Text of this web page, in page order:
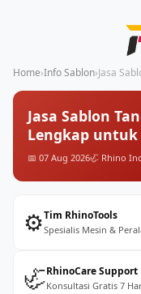
Home›Info Sablon›Jasa
Jasa Sablon
Lengkap untuk
📅 07 Aug 2026🦏 Rhino
⚙️Tim RhinoTools
Spesialis Mesin &
🦏RhinoCare Support
Konsultasi Gratis 7